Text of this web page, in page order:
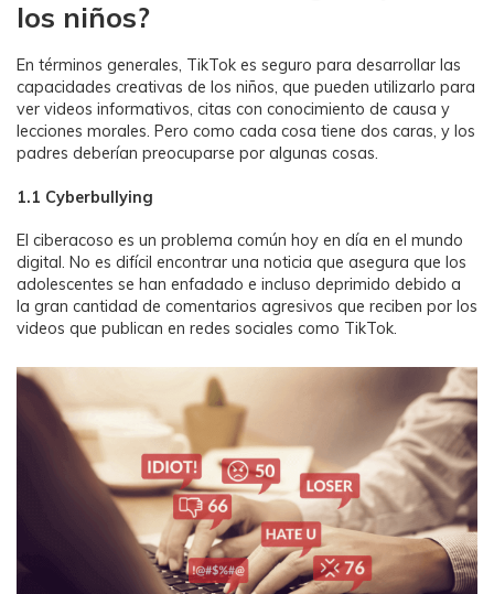
los niños?
En términos generales, TikTok es seguro para desarrollar las
capacidades creativas de los niños, que pueden utilizarlo para
ver videos informativos, citas con conocimiento de causa y
lecciones morales. Pero como cada cosa tiene dos caras, y los
padres deberían preocuparse por algunas cosas.
1.1 Cyberbullying
El ciberacoso es un problema común hoy en día en el mundo
digital. No es difícil encontrar una noticia que asegura que los
adolescentes se han enfadado e incluso deprimido debido a
la gran cantidad de comentarios agresivos que reciben por los
videos que publican en redes sociales como TikTok.